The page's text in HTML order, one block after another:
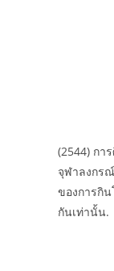
(2544) กา
จุฬาลงกร
ของการกิ
กันเท่านั้น.